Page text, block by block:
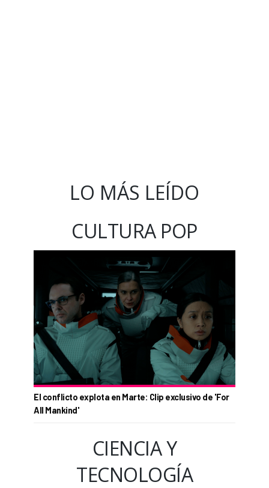
LO MÁS LEÍDO
CULTURA POP
El conflicto explota en Marte: Clip exclusivo de 'For
All Mankind'
CIENCIA Y
TECNOLOGÍA